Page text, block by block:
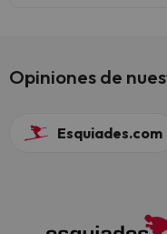
Opiniones de
Esquiades.com